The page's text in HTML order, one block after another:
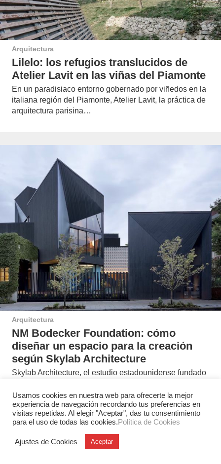
Arquitectura
Lilelo: los refugios translucidos de
Atelier Lavit en las viñas del Piamonte
En un paradisiaco entorno gobernado por viñedos en la
italiana región del Piamonte, Atelier Lavit, la práctica de
arquitectura parisina…
Arquitectura
NM Bodecker Foundation: cómo
diseñar un espacio para la creación
según Skylab Architecture
Skylab Architecture, el estudio estadounidense fundado
NM Bodecker…
Usamos cookies en nuestra web para ofrecerte la mejor
experiencia de navegación recordando tus preferencias en
visitas repetidas. Al elegir "Aceptar", das tu consentimiento
para el uso de todas las cookies.Política de Cookies
Ajustes de Cookies Aceptar